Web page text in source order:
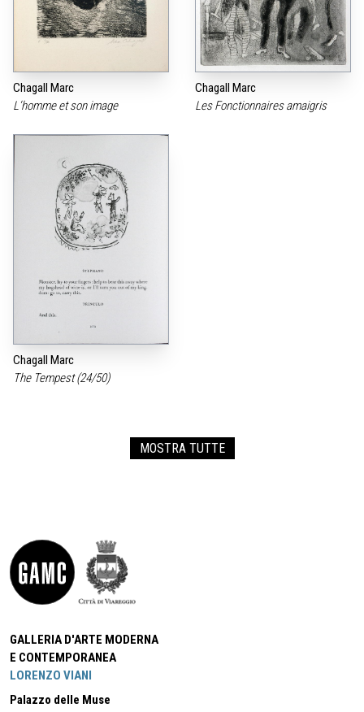
Chagall Marc
L‘homme et son image
Chagall Marc
Les Fonctionnaires amaigris
Chagall Marc
The Tempest (24/50)
MOSTRA TUTTE
GALLERIA D'ARTE MODERNA
E CONTEMPORANEA
LORENZO VIANI
Palazzo delle Muse